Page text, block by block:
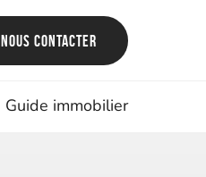
Nous contacter
Guide immobilier